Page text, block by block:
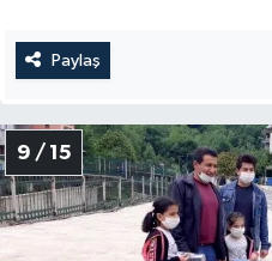
Paylaş
9 / 15